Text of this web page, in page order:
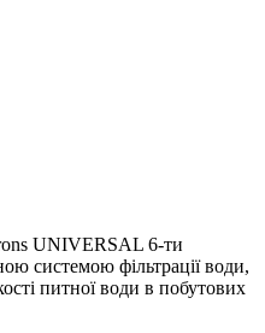
UNIVERSAL 6-ти
системою фільтрації води,
питної води в побутових